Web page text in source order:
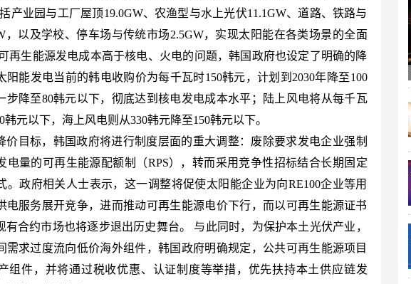
产业园与工厂屋顶19.0GW、农渔型与水上光伏11.1GW、道路、铁路与
，以及学校、停车场与传统市场2.5GW，实现太阳能在各类场景的全面
再生能源发电成本高于核电、火电的问题，韩国政府也设定了明确的降
阳能发电当前的韩电收购价为每千瓦时150韩元，计划到2030年降至100
步降至80韩元以下，彻底达到核电发电成本水平；陆上风电将从每千瓦
韩元以下，海上风电则从330韩元降至150韩元以下。
价目标，韩国政府将进行制度层面的重大调整：废除要求发电企业强制
电量的可再生能源配额制（RPS），转而采用竞争性招标结合长期固定
。政府相关人士表示，这一调整将促使太阳能企业为向RE100企业等用
电服务展开竞争，进而推动可再生能源电价下行，而以可再生能源证书
有合约市场也将逐步退出历史舞台。 与此同时，为保护本土光伏产业，
需求过度流向低价海外组件，韩国政府明确规定，公共可再生能源项目
组件，并将通过税收优惠、认证制度等举措，优先扶持本土供应链发